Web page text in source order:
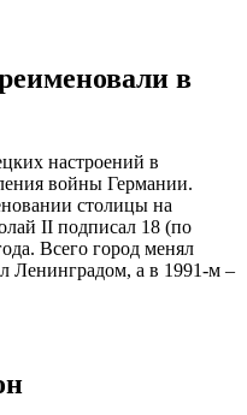
в
настроений в
войны Германии.
столицы на
II подписал 18 (по
Всего город менял
Ленинградом, а в 1991-м –